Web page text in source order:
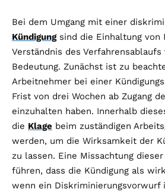
Bei dem Umgang mit einer
Kündigungsind die Einhaltung von
Verständnis des
Bedeutung. Zunächst ist zu
Arbeitnehmer bei einer
Frist von drei Wochen ab Zugang
einzuhalten haben. Innerhalb
die Klage beim zuständigen
werden, um die Wirksamkeit der
zu lassen. Eine Missachtung
führen, dass die Kündigung als
wenn ein Diskriminierungsvorwurf